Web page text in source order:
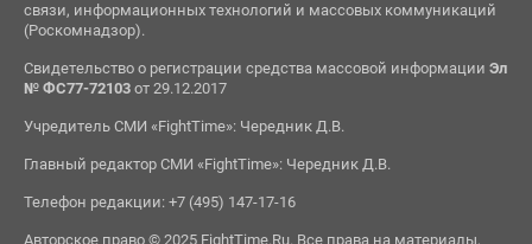
связи, информационных технологий и массовых коммуникаций
(Роскомнадзор).
Свидетельство о регистрации средства массовой информации Эл
№ ФС77-72103от 29.12.2017
Учредитель СМИ «FightTime»: Чередник Д.В.
Главный редактор СМИ «FightTime»: Чередник Д.В.
Телефон редакции: +7 (495) 147-17-16
Авторское право © 2025 FightTime.Ru. Все права на материалы,